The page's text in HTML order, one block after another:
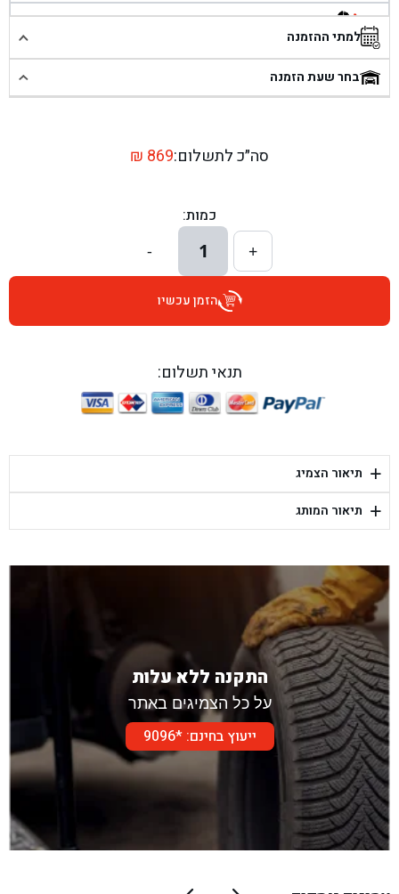
בן גל - פוריידיס, כניסה צפונית מול כביש 4 - פרדיס
בן גל - שכונת אזור תעשייה זעירה, עיילבון - עיילבון
בן גל - דרך השבעה 20, אזור - אזור
בן גל - הרצל 6, גדרה - גדרה
בן גל - שדרות דוד בן גוריון 8, באר שבע - באר שבע
בן גל - היובלים 26, הוד השרון - הוד השרון
בן גל - יפת 88, תל אביב יפו - תל אביב
בן גל - דור אלון הר טוב - בית שמש
למתי ההזמנה
בחר שעת הזמנה
סה״כ לתשלום: ₪ 869
כמות:
+
1
-
הזמן עכשיו
תנאי תשלום:
+ תיאור הצמיג
+ תיאור המותג
התקנה ללא עלות
על כל הצמיגים באתר
ייעוץ בחינם: *9096